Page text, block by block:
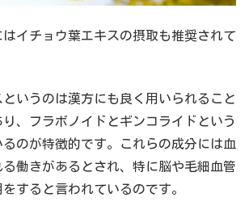
イチョウ葉エキスの摂取も推奨されて
いうのは漢方にも良く用いられること
、フラボノイドとギンコライドという
のが特徴的です。これらの成分には血
働きがあるとされ、特に脳や毛細血管
すると言われているのです。